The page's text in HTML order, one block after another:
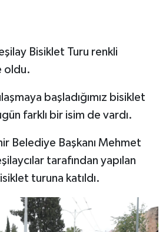
Bisiklet Turu renkli
oldu.
başladığımız bisiklet
farklı bir isim de vardı.
Belediye Başkanı Mehmet
tarafından yapılan
turuna katıldı.